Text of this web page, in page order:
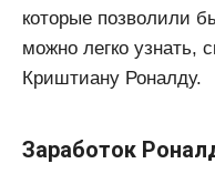
которые позволили
можно легко узнать,
Криштиану Роналду.
Заработок